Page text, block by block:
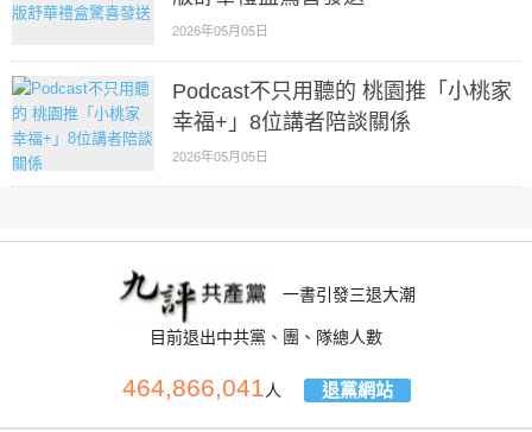
2026年05月05日
Podcast不只用聽的 桃園推「小桃家
幸福+」8位講者陪談關係
2026年05月05日
一書引發三退大潮
目前退出中共黨、團、隊總人數
464,866,041人 退黨網站